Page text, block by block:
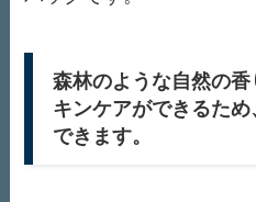
森林のような自然の
キンケアができるた
できます。